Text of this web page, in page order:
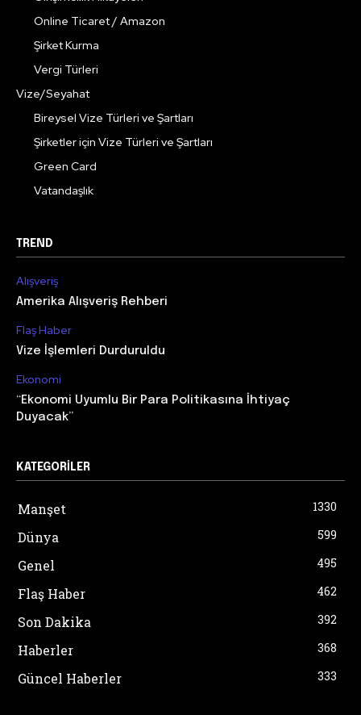
Online Ticaret / Amazon
Şirket Kurma
Vergi Türleri
Vize/Seyahat
Bireysel Vize Türleri ve Şartları
Şirketler için Vize Türleri ve Şartları
Green Card
Vatandaşlık
TREND
Alışveriş
Amerika Alışveriş Rehberi
Flaş Haber
Vize İşlemleri Durduruldu
Ekonomi
“Ekonomi Uyumlu Bir Para Politikasına İhtiyaç
Duyacak”
KATEGORILER
Manşet 1330
Dünya 599
Genel 495
Flaş Haber 462
Son Dakika 392
Haberler 368
Güncel Haberler 333